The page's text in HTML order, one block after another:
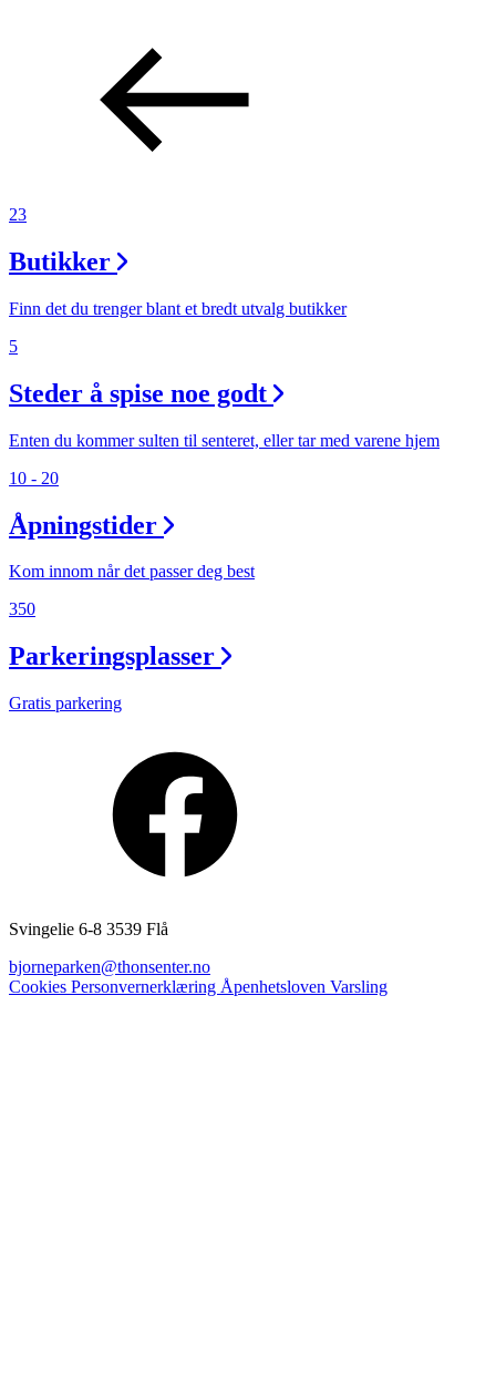
23
Butikker
Finn det du trenger blant et bredt utvalg butikker
5
Steder å spise noe godt
Enten du kommer sulten til senteret, eller tar med varene hjem
10 - 20
Åpningstider
Kom innom når det passer deg best
350
Parkeringsplasser
Gratis parkering
Svingelie 6-8 3539 Flå
bjorneparken@thonsenter.no
Cookies Personvernerklæring Åpenhetsloven Varsling